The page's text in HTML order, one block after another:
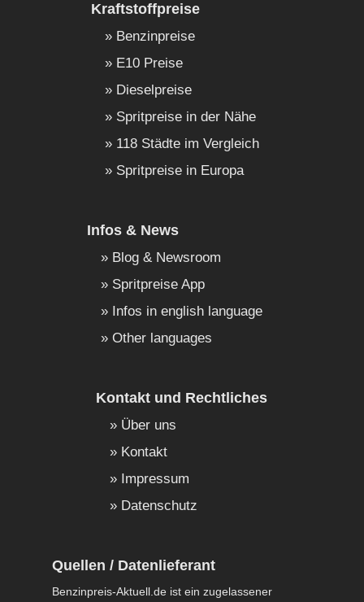
Kraftstoffpreise
Benzinpreise
E10 Preise
Dieselpreise
Spritpreise in der Nähe
118 Städte im Vergleich
Spritpreise in Europa
Infos & News
Blog & Newsroom
Spritpreise App
Infos in english language
Other languages
Kontakt und Rechtliches
Über uns
Kontakt
Impressum
Datenschutz
Quellen / Datenlieferant
Benzinpreis-Aktuell.de ist ein zugelassener